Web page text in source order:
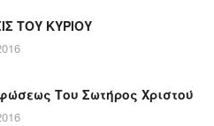
ΤΟΥ ΚΥΡΙΟΥ
Του Σωτήρος Χριστού